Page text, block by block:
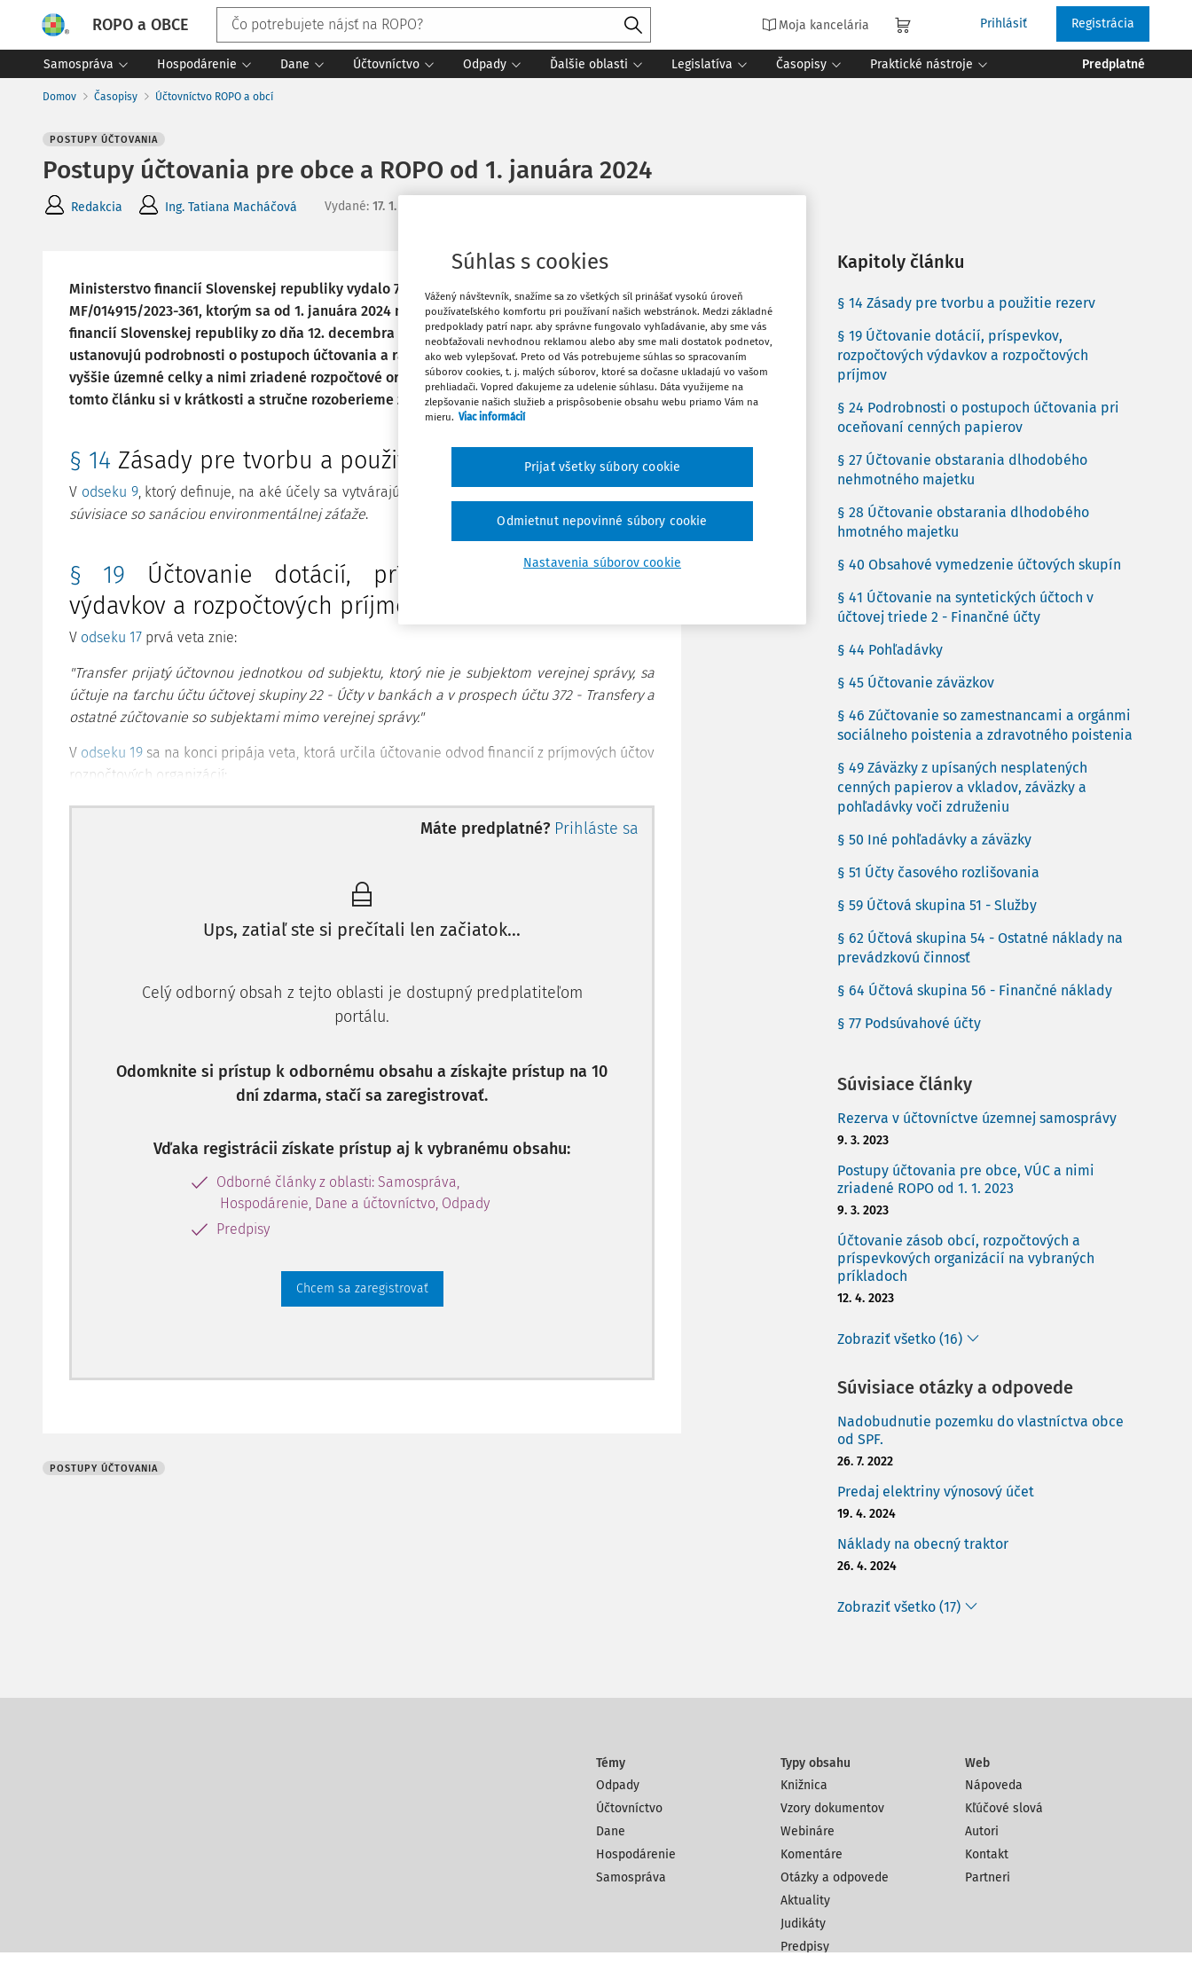
ROPO a OBCE Moja kancelária Prihlásiť Registrácia
Samospráva Hospodárenie Dane Účtovníctvo Odpady Ďalšie oblasti Legislatíva Časopisy Praktické nástroje Predplatné
Domov Časopisy Účtovníctvo ROPO a obcí
POSTUPY ÚČTOVANIA
Postupy účtovania pre obce a ROPO od 1. januára 2024
Redakcia Ing. Tatiana Macháčová Vydané: 17. 1. 2024
Ministerstvo financií Slovenskej republiky vydalo 7. decembra 2023 opatrenie č.
MF/014915/2023-361, ktorým sa od 1. januára 2024 mení a dopÍňa opatrenie Ministerstva
financií Slovenskej republiky zo dňa 12. decembra 2022 č.MF/014454/2022-36, ktorým sa
ustanovujú podrobnosti o postupoch účtovania a rámcovej účtovej osnove pre obce,
vyššie územné celky a nimi zriadené rozpočtové organizácie a príspevkové organizácie. V
tomto článku si v krátkosti a stručne rozoberieme zmeny v jednotlivých paragrafoch.
§ 14 Zásady pre tvorbu a použitie rezerv
V odseku 9, ktorý definuje, na aké účely sa vytvárajú rezervy sa v písm. c) doplnili ajnáklady
súvisiace so sanáciou environmentálnej záťaže.
§ 19 Účtovanie dotácií, príspevkov, rozpočtových
výdavkov a rozpočtových príjmov
V odseku 17 prvá veta znie:
"Transfer prijatý účtovnou jednotkou od subjektu, ktorý nie je subjektom verejnej správy, sa
účtuje na ťarchu účtu účtovej skupiny 22 - Účty v bankách a v prospech účtu 372 - Transfery a
ostatné zúčtovanie so subjektami mimo verejnej správy."
V odseku 19 sa na konci pripája veta, ktorá určila účtovanie odvod financií z príjmových účtov
rozpočtových organizácií:
"Odvod rozpočtových príjmov v účtovnej jednotke, ktorou je rozpočtová organizácia, sa
účtuje na ťarchu účtu 351 - Zúčtovanie odvodov príjmov rozpočtových organizácií do rozpočtu
Podrobnosti o postupoch účtovania pri oceňovaní
cenných papierov
Máte predplatné? Prihláste sa
Ups, zatiaľ ste si prečítali len začiatok...
Celý odborný obsah z tejto oblasti je dostupný predplatiteľom
portálu.
Odomknite si prístup k odbornému obsahu a získajte prístup na 10
dní zdarma, stačí sa zaregistrovať.
Vďaka registrácii získate prístup aj k vybranému obsahu:
Odborné články z oblasti: Samospráva,
Hospodárenie, Dane a účtovníctvo, Odpady
Predpisy
Chcem sa zaregistrovať
POSTUPY ÚČTOVANIA
Obľúbené
Zdieľať
Stiahnuť
Poznámka
Kapitoly článku
§ 14 Zásady pre tvorbu a použitie rezerv
§ 19 Účtovanie dotácií, príspevkov,
rozpočtových výdavkov a rozpočtových
príjmov
§ 24 Podrobnosti o postupoch účtovania pri
oceňovaní cenných papierov
§ 27 Účtovanie obstarania dlhodobého
nehmotného majetku
§ 28 Účtovanie obstarania dlhodobého
hmotného majetku
§ 40 Obsahové vymedzenie účtových skupín
§ 41 Účtovanie na syntetických účtoch v
účtovej triede 2 - Finančné účty
§ 44 Pohľadávky
§ 45 Účtovanie záväzkov
§ 46 Zúčtovanie so zamestnancami a orgánmi
sociálneho poistenia a zdravotného poistenia
§ 49 Záväzky z upísaných nesplatených
cenných papierov a vkladov, záväzky a
pohľadávky voči združeniu
§ 50 Iné pohľadávky a záväzky
§ 51 Účty časového rozlišovania
§ 59 Účtová skupina 51 - Služby
§ 62 Účtová skupina 54 - Ostatné náklady na
prevádzkovú činnosť
§ 64 Účtová skupina 56 - Finančné náklady
§ 77 Podsúvahové účty
Súvisiace články
Rezerva v účtovníctve územnej samosprávy
9. 3. 2023
Postupy účtovania pre obce, VÚC a nimi
zriadené ROPO od 1. 1. 2023
9. 3. 2023
Účtovanie zásob obcí, rozpočtových a
príspevkových organizácií na vybraných
príkladoch
12. 4. 2023
Zobraziť všetko (16)
Súvisiace otázky a odpovede
Nadobudnutie pozemku do vlastníctva obce
od SPF.
26. 7. 2022
Predaj elektriny výnosový účet
19. 4. 2024
Náklady na obecný traktor
26. 4. 2024
Zobraziť všetko (17)
Témy
Odpady
Účtovníctvo
Dane
Hospodárenie
Samospráva
Typy obsahu
Knižnica
Vzory dokumentov
Webináre
Komentáre
Otázky a odpovede
Aktuality
Judikáty
Predpisy
Web
Nápoveda
Kľúčové slová
Autori
Kontakt
Partneri
Súhlas s cookies
Vážený návštevník, snažíme sa zo všetkých síl prinášať vysokú úroveň
používateľského komfortu pri používaní našich webstránok. Medzi základné
predpoklady patrí napr. aby správne fungovalo vyhľadávanie, aby sme vás
neobťažovali nevhodnou reklamou alebo aby sme mali dostatok podnetov,
ako web vylepšovať. Preto od Vás potrebujeme súhlas so spracovaním
súborov cookies, t. j. malých súborov, ktoré sa dočasne ukladajú vo vašom
prehliadači. Vopred ďakujeme za udelenie súhlasu. Dáta využijeme na
zlepšovanie našich služieb a prispôsobenie obsahu webu priamo Vám na
mieru. Viac informácií
Nastavenia súborov cookie
Odmietnut nepovinné súbory cookie
Prijať všetky súbory cookie